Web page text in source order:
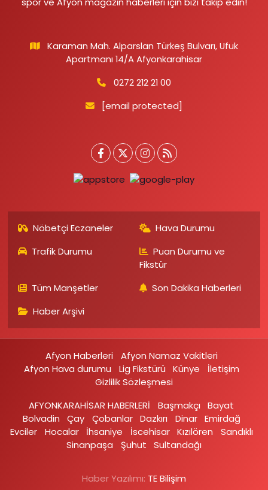
Karaman Mah. Alparslan Türkeş Bulvarı, Ufuk
Apartmanı 14/A Afyonkarahisar
0272 212 21 00
[email protected]
Nöbetçi Eczaneler
Hava Durumu
Trafik Durumu
Puan Durumu ve
Fikstür
Tüm Manşetler
Son Dakika Haberleri
Haber Arşivi
Afyon Haberleri
Afyon Namaz Vakitleri
Afyon Hava durumu
Lig Fikstürü Künye
İletişim
Gizlilik Sözleşmesi
AFYONKARAHİSAR HABERLERİ
Başmakçı
Bayat
Bolvadin
Çay Çobanlar Dazkırı Dinar Emirdağ‎
Evciler‎
Hocalar İhsaniye‎ İscehisar Kızılören‎
Sandıklı‎
Sinanpaşa
Şuhut Sultandağı
Haber Yazılımı: TE Bilişim